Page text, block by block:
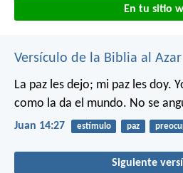
En tu sitio
Versículo de la Biblia al Azar
La paz les dejo; mi paz les doy.
como la da el mundo. No se
Juan 14:27 estímulo paz
Siguiente